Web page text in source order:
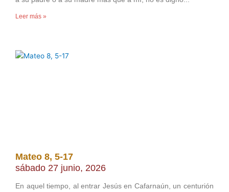
Leer más »
Mateo 8, 5-17
sábado 27 junio, 2026
En aquel tiempo, al entrar Jesús en Cafarnaún, un centurión